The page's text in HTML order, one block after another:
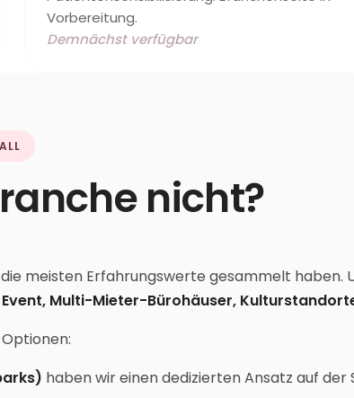
Vorbereitung.
Demnächst verfügbar
nicht?
meisten Erfahrungswerte gesammelt haben.
Multi-Mieter-Bürohäuser,
haben wir einen dedizierten Ansatz auf der